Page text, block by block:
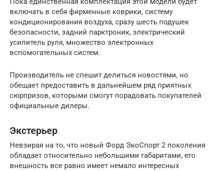
включать в себя фирменные коврики, систему
кондиционирования воздуха, сразу шесть подушек
безопасности, задний парктроник, электрический
усилитель руля, множество электронных
вспомогательных систем.
Производитель не спешит делиться новостями, но
обещает предоставить в дальнейшем ряд приятных
сюрпризов, которыми смогут порадовать покупателей
официальные дилеры.
Экстерьер
Невзирая на то, что новый Форд ЭкоСпорт 2 поколения
обладает относительно небольшими габаритами, его
внешность все равно имеет немало интересных